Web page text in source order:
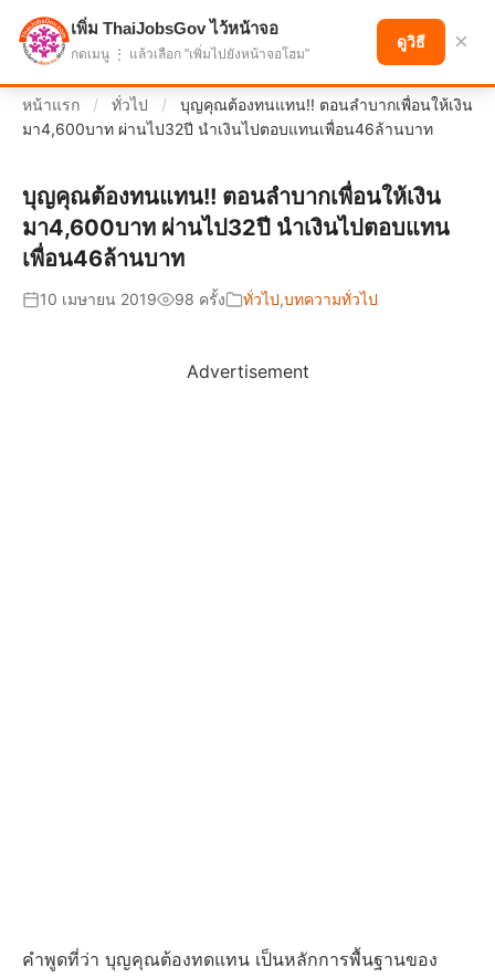
แบ่งปันโอกาส เพื่ออนาคตที่ก้าวหน้า
หน้าแรก / ทั่วไป /
บุญคุณต้องทนแทน!! ตอนลำบากเพื่อนให้เงิน
มา4,600บาท ผ่านไป32ปี นำเงินไปตอบแทนเพื่อน46ล้านบาท
บุญคุณต้องทนแทน!! ตอนลำบากเพื่อนให้เงิน
มา4,600บาท ผ่านไป32ปี นำเงินไปตอบแทน
เพื่อน46ล้านบาท
10 เมษายน 2019 98 ครั้ง ทั่วไป,บทความทั่วไป
Advertisement
คำพูดที่ว่า บุญคุณต้องทดแทน เป็นหลักการพื้นฐานของ
เพิ่ม ThaiJobsGov ไว้หน้าจอ
กดเมนู ⋮ แล้วเลือก "เพิ่มไปยังหน้าจอโฮม"
ดูวิธี ×